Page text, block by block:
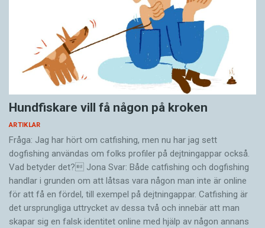
Hundfiskare vill få någon på kroken
ARTIKLAR
Fråga: Jag har hört om catfishing, men nu har jag sett
dogfishing användas om folks profiler på dejtningappar också.
Vad betyder det? Jona Svar: Både catfishing och dogfishing
handlar i grunden om att låtsas vara någon man inte är online
för att få en fördel, till exempel på dejtningappar. Catfishing är
det ursprungliga uttrycket av dessa två och innebär att man
skapar sig en falsk identitet online med hjälp av någon annans